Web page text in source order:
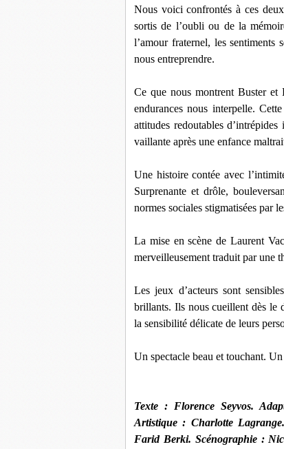
Nous voici confrontés à ces
sortis de l’oubli ou de la
l’amour fraternel, les sentiments
nous entreprendre.
Ce que nous montrent Buster
endurances nous interpelle.
attitudes redoutables
vaillante après une enfance
Une histoire contée avec
Surprenante et drôle,
normes sociales stigmatisées par
La mise en scène de Laurent
merveilleusement traduit par une
Les jeux d’acteurs sont
brillants. Ils nous cueillent dès le
la sensibilité délicate de leurs
Un spectacle beau et touchant.
Texte : Florence Seyvos.
Artistique : Charlotte Lagrange.
Farid Berki. Scénographie :